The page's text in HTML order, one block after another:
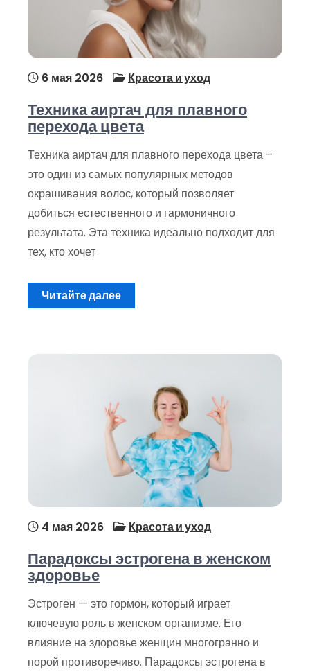
6 мая 2026 Красота и уход
Техника аиртач для плавного
перехода цвета
Техника аиртач для плавного перехода цвета –
это один из самых популярных методов
окрашивания волос, который позволяет
добиться естественного и гармоничного
результата. Эта техника идеально подходит для
тех, кто хочет
Читайте далее
4 мая 2026 Красота и уход
Парадоксы эстрогена в женском
здоровье
Эстроген — это гормон, который играет
ключевую роль в женском организме. Его
влияние на здоровье женщин многогранно и
порой противоречиво. Парадоксы эстрогена в